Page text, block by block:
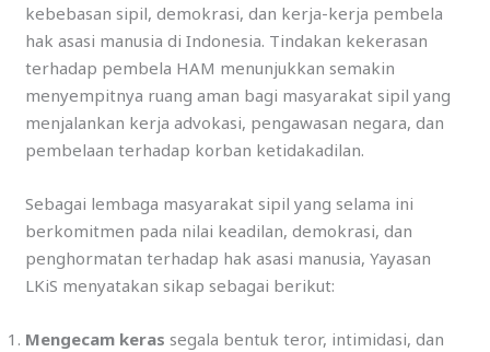
kebebasan sipil, demokrasi, dan kerja-kerja pembela
hak asasi manusia di Indonesia. Tindakan kekerasan
terhadap pembela HAM menunjukkan semakin
menyempitnya ruang aman bagi masyarakat sipil yang
menjalankan kerja advokasi, pengawasan negara, dan
pembelaan terhadap korban ketidakadilan.
Sebagai lembaga masyarakat sipil yang selama ini
berkomitmen pada nilai keadilan, demokrasi, dan
penghormatan terhadap hak asasi manusia, Yayasan
LKiS menyatakan sikap sebagai berikut:
Mengecam keras segala bentuk teror, intimidasi, dan